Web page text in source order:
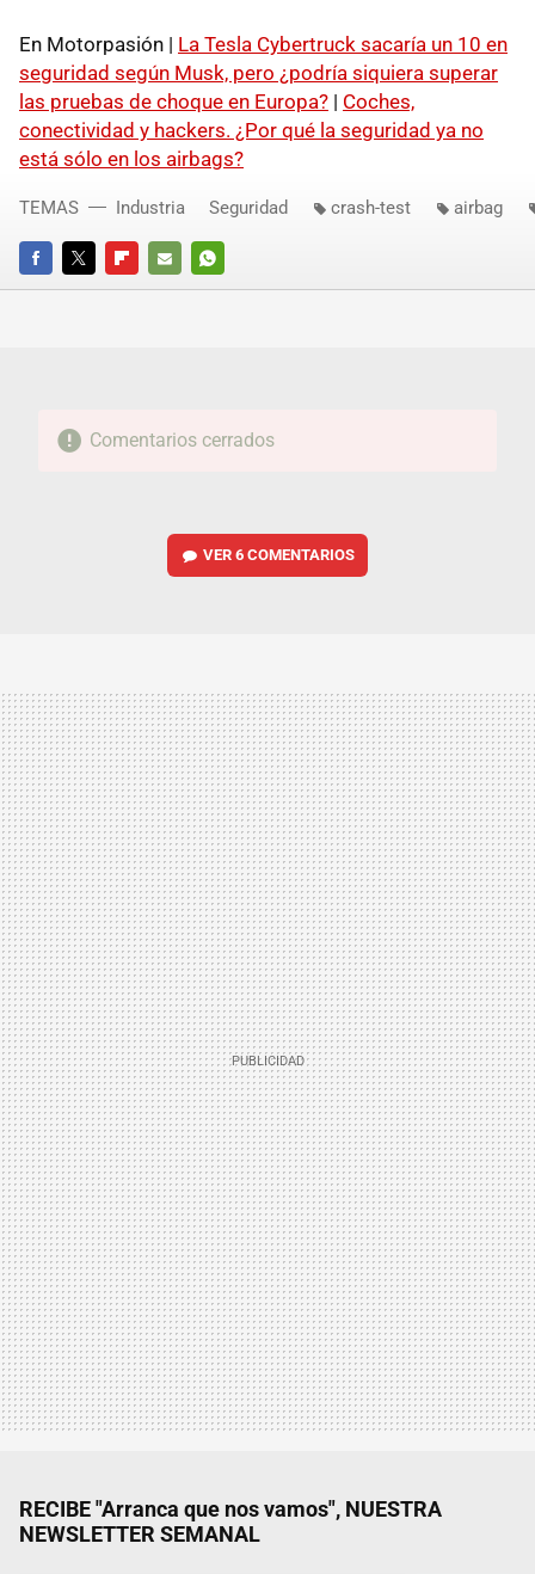
En Motorpasión | La Tesla Cybertruck sacaría un 10 en
seguridad según Musk, pero ¿podría siquiera superar
las pruebas de choque en Europa? | Coches,
conectividad y hackers. ¿Por qué la seguridad ya no
está sólo en los airbags?
FACEBOOKTWITTERFLIPBOARD
E-
WHATSAPP
TEMAS Industria Seguridad crash-test airbag
Comentarios cerrados
VER6 COMENTARIOS
RECIBE "Arranca que nos vamos", NUESTRA
NEWSLETTER SEMANAL